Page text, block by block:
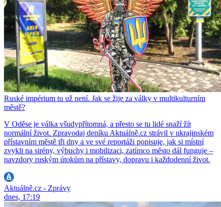
Ruské impérium tu už není. Jak se žije za války v multikulturním
městě?
V Oděse je válka všudypřítomná, a přesto se tu lidé snaží žít
normální život. Zpravodaj deníku Aktuálně.cz strávil v ukrajinském
přístavním městě tři dny a ve své reportáži popisuje, jak si místní
zvykli na sirény, výbuchy i mobilizaci, zatímco město dál funguje –
navzdory ruským útokům na přístavy, dopravu i každodenní život.
Aktuálně.cz - Zprávy
dnes, 17:19